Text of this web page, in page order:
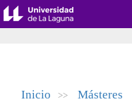
Inicio >> Másteres